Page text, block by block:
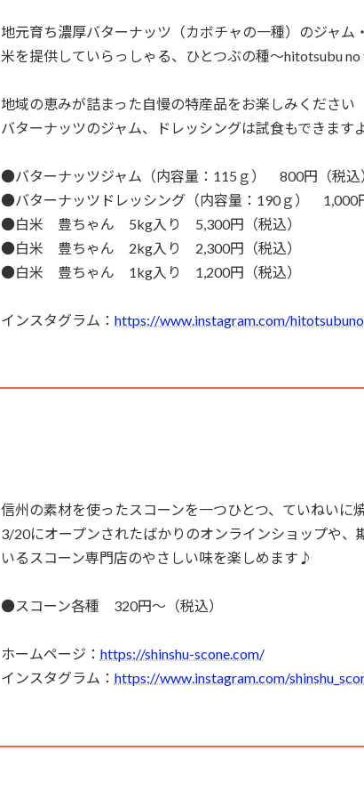
地元育ち濃厚バターナッツ（カボチャの一種）のジャ
米を提供していらっしゃる、ひとつぶの種～hitotsubu no
地域の恵みが詰まった自慢の特産品をお楽しみください
バターナッツのジャム、ドレッシングは試食もできます
●バターナッツジャム（内容量：115ｇ） 800円（税込
●バターナッツドレッシング（内容量：190ｇ） 1,000
●白米 豊ちゃん 5kg入り 5,300円（税込）
●白米 豊ちゃん 2kg入り 2,300円（税込）
●白米 豊ちゃん 1kg入り 1,200円（税込）
インスタグラム： https://www.instagram.com/
信州の素材を使ったスコーンを一つひとつ、ていねいに
3/20にオープンされたばかりのオンラインショップや
いるスコーン専門店のやさしい味を楽しめます♪
●スコーン各種 320円～（税込）
ホームページ： https://shinshu-scone.com/
インスタグラム： https://www.instagram.com/